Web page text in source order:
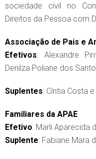
sociedade civil no
Direitos da Pessoa com
Associação de Pais e
Efetivos: Alexandre
Denilza Poliane dos
Suplentes: Cíntia Costa
Familiares da APAE
Efetivo: Marli Aparecida
Suplente: Fabiane Mara